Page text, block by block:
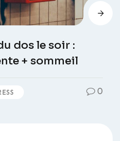
dos le soir :
+ sommeil
0